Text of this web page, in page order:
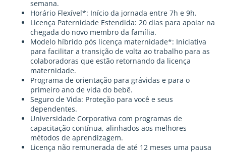
semana.
Horário Flexível*: Início da jornada entre 7h e 9h.
Licença Paternidade Estendida: 20 dias para apoiar na
chegada do novo membro da família.
Modelo híbrido pós licença maternidade*: Iniciativa
para facilitar a transição de volta ao trabalho para as
colaboradoras que estão retornando da licença
maternidade.
Programa de orientação para grávidas e para o
primeiro ano de vida do bebê.
Seguro de Vida: Proteção para você e seus
dependentes.
Universidade Corporativa com programas de
capacitação contínua, alinhados aos melhores
métodos de aprendizagem.
Licença não remunerada de até 12 meses uma pausa